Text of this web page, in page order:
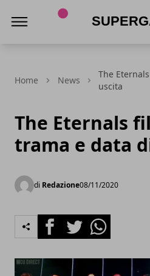
Home News
The
uscita
The Eternals
trama e data
di Redazione08/11/2020
FacebookTwitterWhatsapp